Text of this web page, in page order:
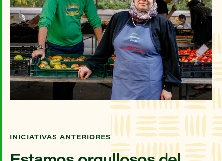
INICIATIVAS ANTERIORES